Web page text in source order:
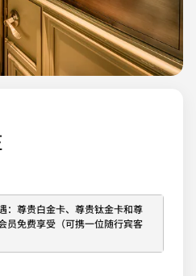
：尊贵白金卡、尊贵钛金卡和尊
员免费享受（可携一位随行宾客